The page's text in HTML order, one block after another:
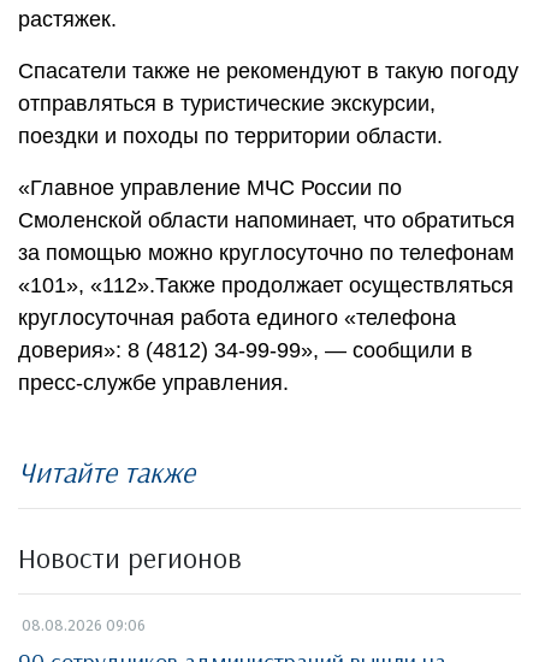
растяжек.
Спасатели также не рекомендуют в такую погоду
отправляться в туристические экскурсии,
поездки и походы по территории области.
«Главное управление МЧС России по
Смоленской области напоминает, что обратиться
за помощью можно круглосуточно по телефонам
«101», «112».Также продолжает осуществляться
круглосуточная работа единого «телефона
доверия»: 8 (4812) 34-99-99», — сообщили в
пресс-службе управления.
Читайте также
Новости регионов
08.08.2026 09:06